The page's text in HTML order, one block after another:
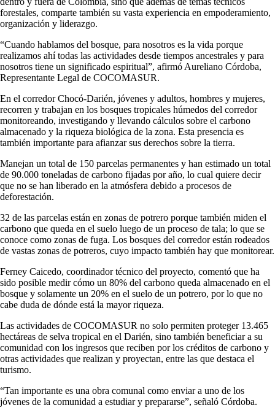
forestales, comparte también su vasta experiencia en empoderamiento,
organización y liderazgo.
“Cuando hablamos del bosque, para nosotros es la vida porque
realizamos ahí todas las actividades desde tiempos ancestrales y para
nosotros tiene un significado espiritual”, afirmó Aureliano Córdoba,
Representante Legal de COCOMASUR.
En el corredor Chocó-Darién, jóvenes y adultos, hombres y mujeres,
recorren y trabajan en los bosques tropicales húmedos del corredor
monitoreando, investigando y llevando cálculos sobre el carbono
almacenado y la riqueza biológica de la zona. Esta presencia es
también importante para afianzar sus derechos sobre la tierra.
Manejan un total de 150 parcelas permanentes y han estimado un total
de 90.000 toneladas de carbono fijadas por año, lo cual quiere decir
que no se han liberado en la atmósfera debido a procesos de
deforestación.
32 de las parcelas están en zonas de potrero porque también miden el
carbono que queda en el suelo luego de un proceso de tala; lo que se
conoce como zonas de fuga. Los bosques del corredor están rodeados
de vastas zonas de potreros, cuyo impacto también hay que monitorear.
Ferney Caicedo, coordinador técnico del proyecto, comentó que ha
sido posible medir cómo un 80% del carbono queda almacenado en el
bosque y solamente un 20% en el suelo de un potrero, por lo que no
cabe duda de dónde está la mayor riqueza.
Las actividades de COCOMASUR no solo permiten proteger 13.465
hectáreas de selva tropical en el Darién, sino también beneficiar a su
comunidad con los ingresos que reciben por los créditos de carbono y
otras actividades que realizan y proyectan, entre las que destaca el
turismo.
“Tan importante es una obra comunal como enviar a uno de los
jóvenes de la comunidad a estudiar y prepararse”, señaló Córdoba.